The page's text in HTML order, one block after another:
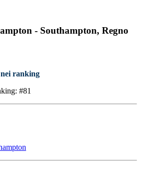
- Southampton, Regno
ranking
#81